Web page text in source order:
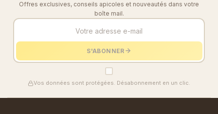
Offres exclusives, conseils apicoles et nouveautés dans votre
boîte mail.
S'ABONNER
Vos données sont protégées. Désabonnement en un clic.